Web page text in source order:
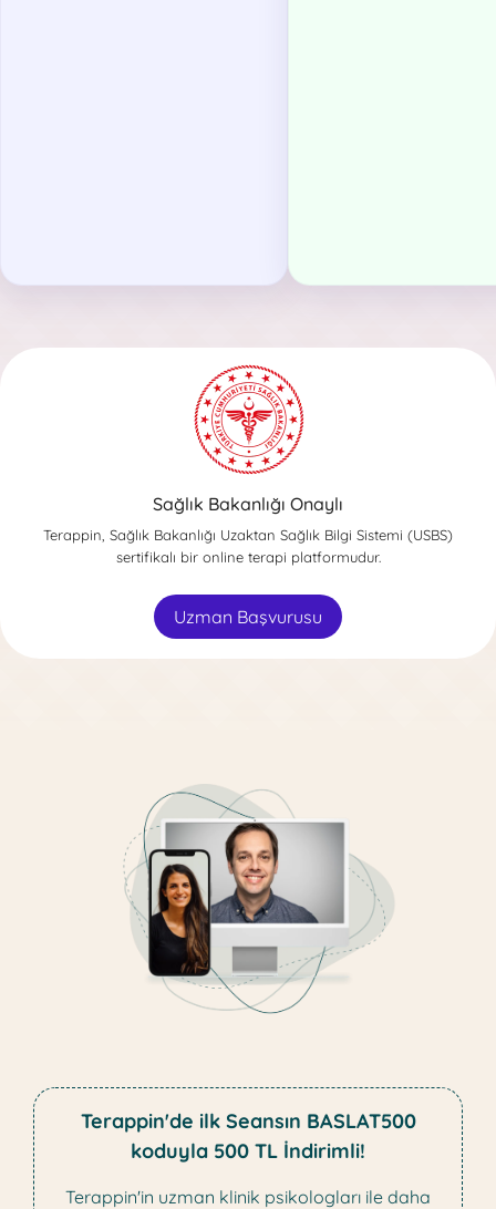
Sağlık Bakanlığı Onaylı
Terappin, Sağlık Bakanlığı Uzaktan Sağlık Bilgi Sistemi (USBS)
sertifikalı bir online terapi platformudur.
Uzman Başvurusu
Terappin'de ilk Seansın BASLAT500
koduyla 500 TL İndirimli!
Terappin'in uzman klinik psikologları ile daha